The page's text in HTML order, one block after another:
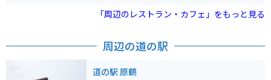
の奥座敷」として歓楽街としての賑わいを見せていまし「周辺のレストラン・カフェ」をもっと見る
周辺の道の駅
道の駅 原鶴